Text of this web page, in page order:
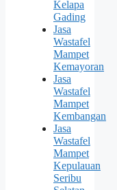
Kelapa
Gading
Jasa
Wastafel
Mampet
Kemayoran
Jasa
Wastafel
Mampet
Kembangan
Jasa
Wastafel
Mampet
Kepulauan
Seribu